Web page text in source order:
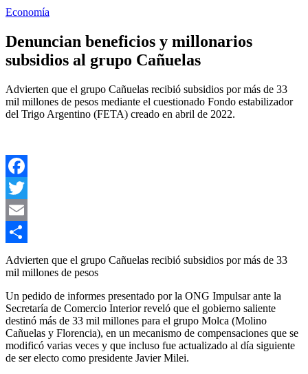
Economía
Denuncian beneficios y millonarios
subsidios al grupo Cañuelas
Advierten que el grupo Cañuelas recibió subsidios por más de 33
mil millones de pesos mediante el cuestionado Fondo estabilizador
del Trigo Argentino (FETA) creado en abril de 2022.
Facebook
Twitter
Email
Compartir
Advierten que el grupo Cañuelas recibió subsidios por más de 33
mil millones de pesos
Un pedido de informes presentado por la ONG Impulsar ante la
Secretaría de Comercio Interior reveló que el gobierno saliente
destinó más de 33 mil millones para el grupo Molca (Molino
Cañuelas y Florencia), en un mecanismo de compensaciones que se
modificó varias veces y que incluso fue actualizado al día siguiente
de ser electo como presidente Javier Milei.